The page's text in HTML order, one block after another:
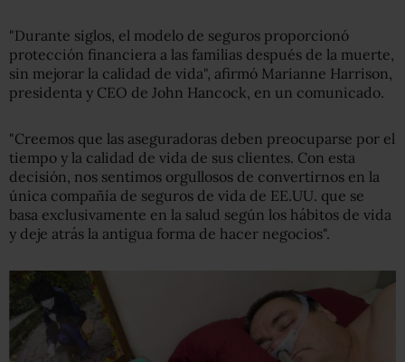
"Durante siglos, el modelo de seguros proporcionó
protección financiera a las familias después de la muerte,
sin mejorar la calidad de vida", afirmó Marianne Harrison,
presidenta y CEO de John Hancock, en un comunicado.
"Creemos que las aseguradoras deben preocuparse por el
tiempo y la calidad de vida de sus clientes. Con esta
decisión, nos sentimos orgullosos de convertirnos en la
única compañía de seguros de vida de EE.UU. que se
basa exclusivamente en la salud según los hábitos de vida
y deje atrás la antigua forma de hacer negocios".